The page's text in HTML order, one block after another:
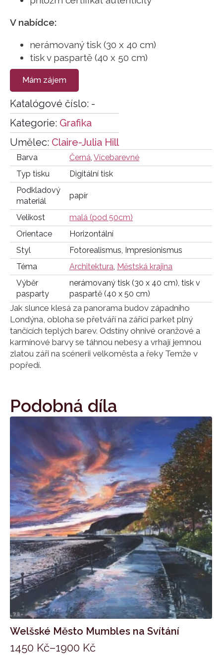
V nabídce:
nerámovaný tisk (30 x 40 cm)
tisk v paspartě (40 x 50 cm)
Mám zájem
Katalógové číslo: -
Kategorie: Grafika
Umělec: Claire-Julia Hill
Barva Černá, Vícebarevné
Typ tisku
Digitální tisk
Podkladový
materiál
papír
Velikost
malá (pod 50cm)
Orientace
Horizontální
Styl
Fotorealismus, Impresionismus
Téma
Architektura, Městská krajina
Výběr
pasparty
nerámovaný tisk (30 x 40 cm), tisk v
paspartě (40 x 50 cm)
Jak slunce klesá za panorama budov západního
Londýna, obloha se přetváří na zářící parket plný
tančících teplých barev. Odstíny ohnivé oranžové a
karmínové barvy se táhnou nebesy a vrhají jemnou
zlatou záři na scénerii velkoměsta a řeky Temže v
popředí.
Podobná díla
Welšské Město Mumbles na Svítání
1450 Kč–1900 Kč